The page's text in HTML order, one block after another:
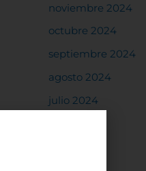
noviembre 2024
octubre 2024
septiembre 2024
agosto 2024
julio 2024